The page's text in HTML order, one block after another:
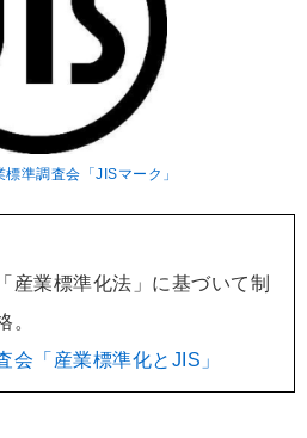
標準調査会「JISマーク」
産業標準化法」に基づいて制
。
会「産業標準化とJIS」